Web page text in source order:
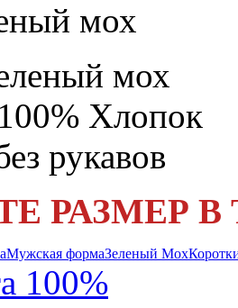
мох
мох
100% Хлопок
рукавов
РАЗМЕР В
Мужская формаЗеленый Мох
100%